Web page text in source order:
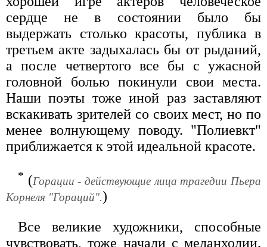
сердце не в состоянии было бы
выдержать столько красоты, публика в
третьем акте задыхалась бы от рыданий,
а после четвертого все бы с ужасной
головной болью покинули свои места.
Наши поэты тоже иной раз заставляют
вскакивать зрителей со своих мест, но по
менее волнующему поводу. "Полиевкт"
приближается к этой идеальной красоте.
* (Горации - действующие лица трагедии Пьера
Корнеля "Гораций".)
Все великие художники, способные
чувствовать, тоже начали с меланхолии.